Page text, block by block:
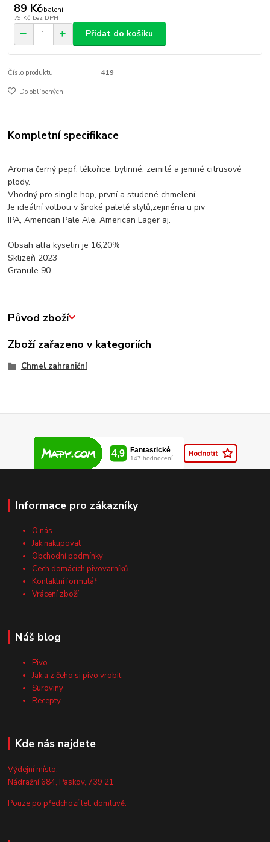
89 Kč/balení
79 Kč bez DPH
Přidat do košíku
Číslo produktu: 419
Do oblíbených
Kompletní specifikace
Aroma černý pepř, lékořice, bylinné, zemité a jemné citrusové
plody.
Vhodný pro single hop, první a studené chmelení.
Je ideální volbou v široké paletě stylů,zejména u piv
IPA, American Pale Ale, American Lager aj.
Obsah alfa kyselin je 16,20%
Sklizeň 2023
Granule 90
Původ zboží
Zboží zařazeno v kategoriích
Chmel zahraniční
Informace pro zákazníky
O nás
Jak nakupovat
Obchodní podmínky
Cech domácích pivovarníků
Kontaktní formulář
Vrácení zboží
Náš blog
Pivo
Jak a z čeho si pivo vrobit
Suroviny
Recepty
Kde nás najdete
Výdejní místo:
Nádražní 684, Paskov, 739 21
Pouze po předchozí tel. domluvě.